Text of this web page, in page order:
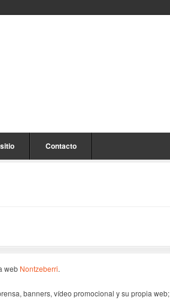
Contacto
web Nontzeberri.
banners, vídeo promocional y su propia web;